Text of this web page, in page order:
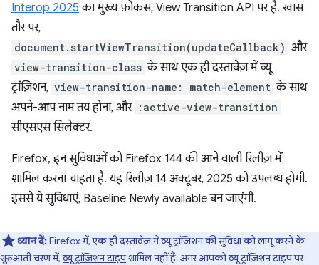
Interop 2025 का मुख्य फ़ोकस, View Transition API पर है. खास
तौर पर,
document.startViewTransition(updateCallback) और
view-transition-class के साथ एक ही दस्तावेज़ में व्यू
ट्रांज़िशन, view-transition-name: match-element के साथ
अपने-आप नाम तय होना, और :active-view-transition
सीएसएस सिलेक्टर.
Firefox, इन सुविधाओं को Firefox 144 की आने वाली रिलीज़ में
शामिल करना चाहता है. यह रिलीज़ 14 अक्टूबर, 2025 को उपलब्ध होगी.
इससे ये सुविधाएं, Baseline Newly available बन जाएंगी.
ध्यान दें:Firefox में, एक ही दस्तावेज़ में व्यू ट्रांज़िशन की सुविधा को लागू करने के
शुरुआती चरण में,व्यू ट्रांज़िशन टाइपशामिल नहीं हैं. अगर आपको व्यू ट्रांज़िशन टाइप पर